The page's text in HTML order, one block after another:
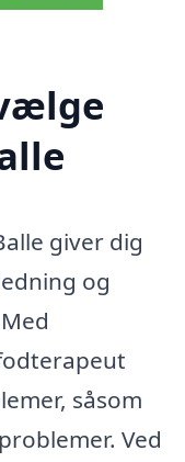
giver dig
og
såsom
Ved